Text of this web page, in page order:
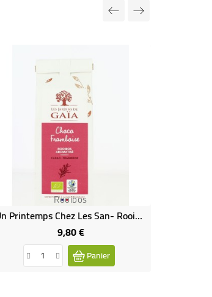
Rooibos
Un Printemps Chez Les San- Rooibos Aromatisé (framboise Cacao) - 100 G
9,80 €Prix
Panier